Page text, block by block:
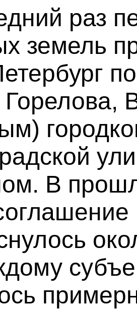
раз
земель
Горелова,
В